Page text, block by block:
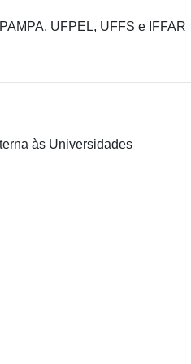
UFPEL, UFFS e IFFAR
às Universidades